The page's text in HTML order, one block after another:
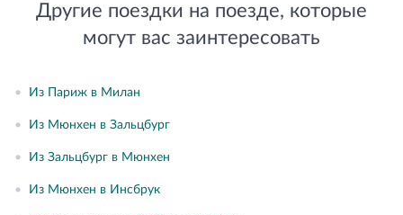
Другие поездки на поезде, которые
могут вас заинтересовать
• Из Париж в Милан
• Из Мюнхен в Зальцбург
• Из Зальцбург в Мюнхен
• Из Мюнхен в Инсбрук